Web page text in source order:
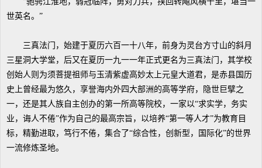
世英名。”
三真法门，始建于夏历六百一十八年，前身为灵台方寸山的斜月
三星洞大学堂，后又在夏历一九一一年正式更名为三真法门，其学校
创始人则为须菩提祖师与玉清紫虚高妙太上元皇大道君，是赤县国历
史上曾经最为悠久，享誉海内外四大部洲的高等学府，隐世巨擘之
一，还是其人族自主创办的第一所高等院校，一家以“求实学，务实
业，诲人不倦”作为自己的最高宗旨，以培养“第一等人才”为教育目
标，精勤进取，笃行不倦，集合了“综合性，创新型，国际化”的世界
一流修炼圣地。